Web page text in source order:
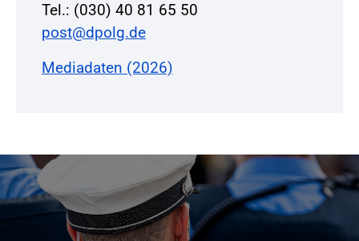
Tel.: (030) 40 81 65 50
post@dpolg.de
Mediadaten (2026)